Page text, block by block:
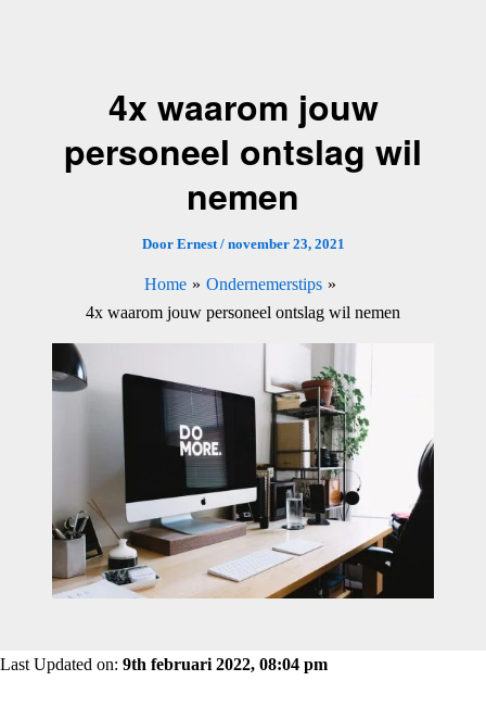
4x waarom jouw
personeel ontslag wil
nemen
Door Ernest/ november 23, 2021
Home
Ondernemerstips
4x waarom jouw personeel ontslag wil nemen
Last Updated on: 9th februari 2022, 08:04 pm